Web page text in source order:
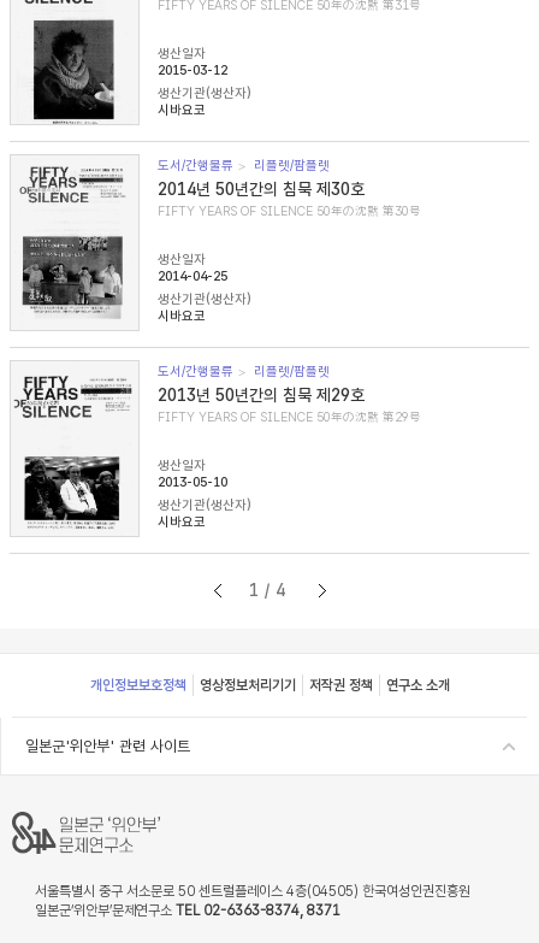
FIFTY YEARS OF SILENCE 50年の沈黙 第31号
생산일자
2015-03-12
생산기관(생산자)
시바요코
도서/간행물류 리플렛/팜플렛
2014년 50년간의 침묵 제30호
FIFTY YEARS OF SILENCE 50年の沈黙 第30号
생산일자
2014-04-25
생산기관(생산자)
시바요코
도서/간행물류 리플렛/팜플렛
2013년 50년간의 침묵 제29호
FIFTY YEARS OF SILENCE 50年の沈黙 第29号
생산일자
2013-05-10
생산기관(생산자)
시바요코
1/4
Footer
개인정보보호정책 영상정보처리기기 저작권 정책 연구소 소개
일본군'위안부' 관련 사이트
서울특별시 중구 서소문로 50 센트럴플레이스 4층(04505) 한국여성인권진흥원
일본군‘위안부’문제연구소 TEL 02-6363-8374, 8371